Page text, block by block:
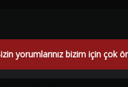
yorumlarınız bizim için çok